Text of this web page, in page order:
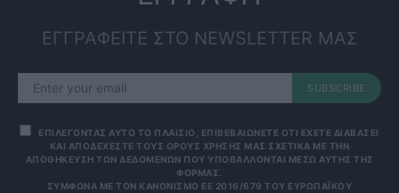
ΕΓΓΡΑΦΕΙΤΕ ΣΤΟ NEWSLETTER ΜΑΣ
SUBSCRIBE
ΕΠΙΛΕΓΟΝΤΑΣ ΑΥΤΟ ΤΟ ΠΛΑΙΣΙΟ, ΕΠΙΒΕΒΑΙΩΝΕΤΕ ΟΤΙ ΕΧΕΤΕ ΔΙΑΒΑΣΕΙ
ΚΑΙ ΑΠΟΔΕΧΕΣΤΕ ΤΟΥΣ ΟΡΟΥΣ ΧΡΗΣΗΣ ΜΑΣ ΣΧΕΤΙΚΑ ΜΕ ΤΗΝ
ΑΠΟΘΗΚΕΥΣΗ ΤΩΝ ΔΕΔΟΜΕΝΩΝ ΠΟΥ ΥΠΟΒΑΛΛΟΝΤΑΙ ΜΕΣΩ ΑΥΤΗΣ ΤΗΣ
ΦΟΡΜΑΣ.
ΣΎΜΦΩΝΑ ΜΕ ΤΟΝ ΚΑΝΟΝΙΣΜΌ ΕΕ 2016/679 ΤΟΥ ΕΥΡΩΠΑΪΚΟΎ